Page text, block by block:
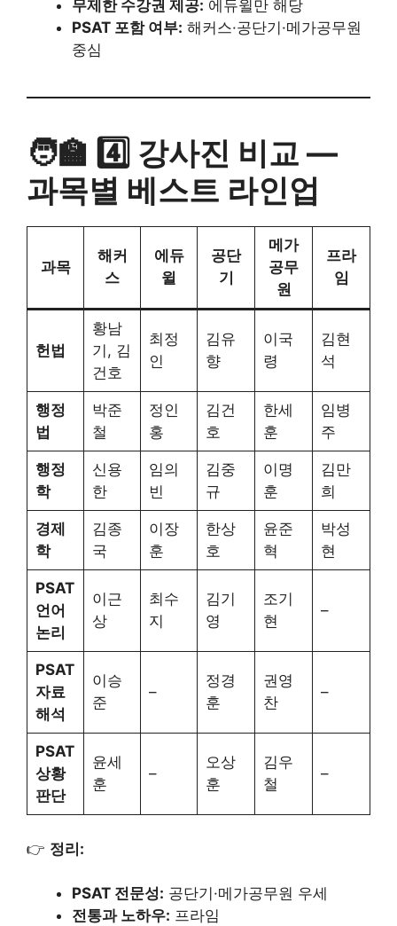
무제한 수강권 제공: 에듀윌만 해당
PSAT 포함 여부: 해커스·공단기·메가공무원
중심
🧑‍🏫 4️⃣ 강사진 비교 —
과목별 베스트 라인업
과목
해커
스
에듀
윌
공단
기
메가
공무
원
프라
임
헌법
황남
기, 김
건호
최정
인
김유
향
이국
령
김현
석
행정
법
박준
철
정인
홍
김건
호
한세
훈
임병
주
행정
학
신용
한
임의
빈
김중
규
이명
훈
김만
희
경제
학
김종
국
이장
훈
한상
호
윤준
혁
박성
현
PSAT
언어
논리
이근
상
최수
지
김기
영
조기
현
–
PSAT
자료
해석
이승
준
–
정경
훈
권영
찬
–
PSAT
상황
판단
윤세
훈
–
오상
훈
김우
철
–
👉 정리:
PSAT 전문성: 공단기·메가공무원 우세
전통과 노하우: 프라임